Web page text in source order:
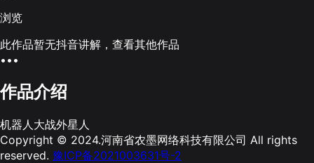
浏览
此作品暂无抖音讲解，查看其他作品
•••
作品介绍
机器人大战外星人
Copyright © 2024.河南省农墨网络科技有限公司 All rights
reserved. 豫ICP备2021003631号-2